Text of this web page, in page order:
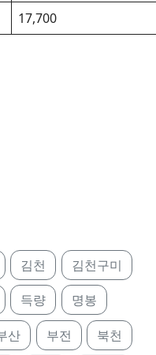
17,700
김천 김천구미
득량 명봉
산 부전 북천